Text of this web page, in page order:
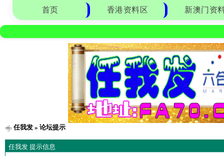
首页 香港资料区 新澳门资
任我发» 论坛提示
任我发 提示信息